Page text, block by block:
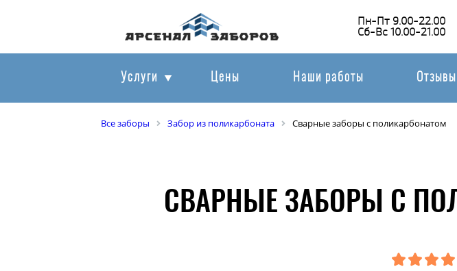
Пн-Пт 9.00-22.00
Сб-Вс 10.00-21.00
Услуги Цены Наши работы Отзывы
Все заборы Забор из поликарбоната Сварные заборы с поликарбонатом
СВАРНЫЕ ЗАБОРЫ С